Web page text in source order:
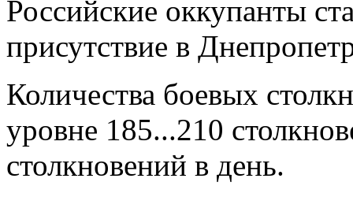
Российские оккупанты
присутствие в
Количества боевых
уровне 185...210
столкновений в день.